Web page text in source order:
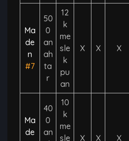
Ma
de
n
#7
50
0
an
ah
ta
r
12
k
me
sle
k
pu
an
X X X
Ma
de
40
0
an
10
k
me
sle
X X X